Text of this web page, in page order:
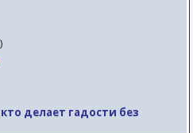
делает гадости без